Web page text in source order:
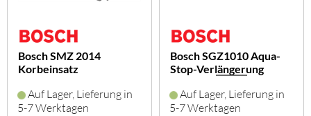
Bosch SMZ 2014
Korbeinsatz
Auf Lager, Lieferung in
5-7 Werktagen
Bosch SGZ1010 Aqua-
Stop-Verlängerung
Auf Lager, Lieferung in
5-7 Werktagen